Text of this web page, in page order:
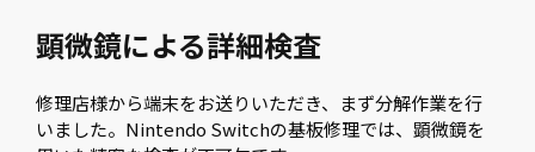
顕微鏡による詳細検査
修理店様から端末をお送りいただき、まず分解作業を行
いました。Nintendo Switchの基板修理では、顕微鏡を